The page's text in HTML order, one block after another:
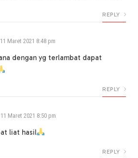
REPLY
11 Maret 2021 8:48 pm
dengan yg terlambat dapat
REPLY
11 Maret 2021 8:50 pm
liat hasil
REPLY